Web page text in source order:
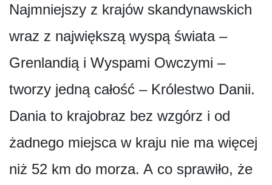
Najmniejszy z krajów skandynawskich
wraz z największą wyspą świata –
Grenlandią i Wyspami Owczymi –
tworzy jedną całość – Królestwo Danii.
Dania to krajobraz bez wzgórz i od
żadnego miejsca w kraju nie ma więcej
niż 52 km do morza. A co sprawiło, że